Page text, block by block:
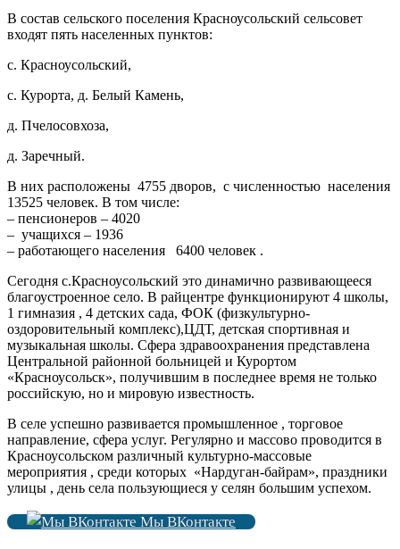
В состав сельского поселения Красноусольский сельсовет
входят пять населенных пунктов:
с. Красноусольский,
с. Курорта, д. Белый Камень,
д. Пчелосовхоза,
д. Заречный.
В них расположены 4755 дворов, с численностью населения
13525 человек. В том числе:
– пенсионеров – 4020
– учащихся – 1936
– работающего населения 6400 человек .
Сегодня с.Красноусольский это динамично развивающееся
благоустроенное село. В райцентре функционируют 4 школы,
1 гимназия , 4 детских сада, ФОК (физкультурно-
оздоровительный комплекс),ЦДТ, детская спортивная и
музыкальная школы. Сфера здравоохранения представлена
Центральной районной больницей и Курортом
«Красноусольск», получившим в последнее время не только
российскую, но и мировую известность.
В селе успешно развивается промышленное , торговое
направление, сфера услуг. Регулярно и массово проводится в
Красноусольском различный культурно-массовые
мероприятия , среди которых «Нардуган-байрам», праздники
улицы , день села пользующиеся у селян большим успехом.
Мы ВКонтакте